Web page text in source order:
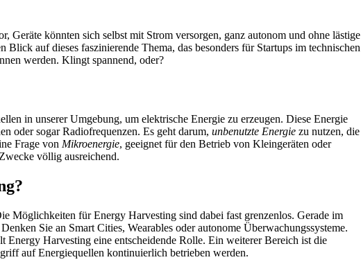
könnten sich selbst mit Strom versorgen, ganz autonom und ohne lästige
auf dieses faszinierende Thema, das besonders für Startups im technischen
werden. Klingt spannend, oder?
in unserer Umgebung, um elektrische Energie zu erzeugen. Diese Energie
oder sogar Radiofrequenzen. Es geht darum, unbenutzte Energie zu nutzen, die
Frage von Mikroenergie, geeignet für den Betrieb von Kleingeräten oder
völlig ausreichend.
Möglichkeiten für Energy Harvesting sind dabei fast grenzenlos. Gerade im
Sie an Smart Cities, Wearables oder autonome Überwachungssysteme.
Harvesting eine entscheidende Rolle. Ein weiterer Bereich ist die
auf Energiequellen kontinuierlich betrieben werden.